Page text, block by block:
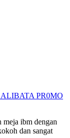
PR0MO
meja ibm dengan
dan sangat